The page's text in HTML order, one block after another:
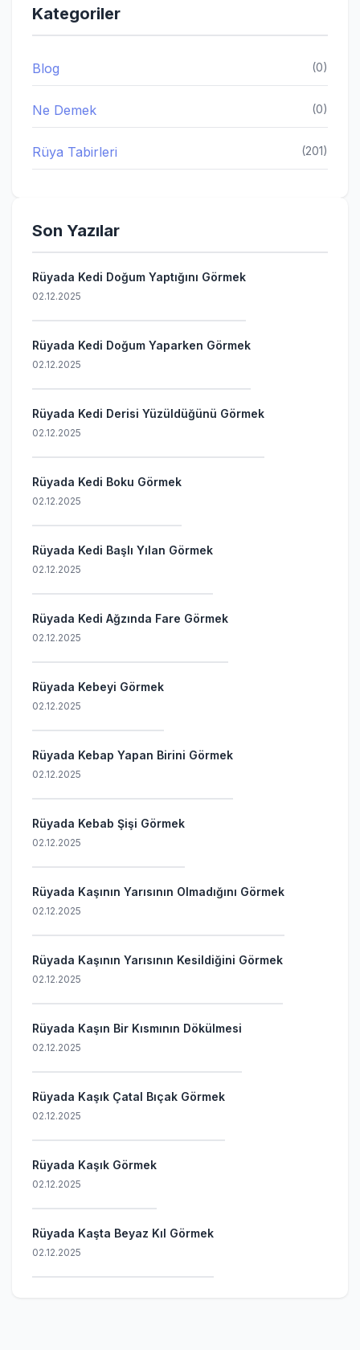
Kategoriler
Blog (0)
Ne Demek (0)
Rüya Tabirleri (201)
Son Yazılar
Rüyada Kedi Doğum Yaptığını Görmek
02.12.2025
Rüyada Kedi Doğum Yaparken Görmek
02.12.2025
Rüyada Kedi Derisi Yüzüldüğünü Görmek
02.12.2025
Rüyada Kedi Boku Görmek
02.12.2025
Rüyada Kedi Başlı Yılan Görmek
02.12.2025
Rüyada Kedi Ağzında Fare Görmek
02.12.2025
Rüyada Kebeyi Görmek
02.12.2025
Rüyada Kebap Yapan Birini Görmek
02.12.2025
Rüyada Kebab Şişi Görmek
02.12.2025
Rüyada Kaşının Yarısının Olmadığını Görmek
02.12.2025
Rüyada Kaşının Yarısının Kesildiğini Görmek
02.12.2025
Rüyada Kaşın Bir Kısmının Dökülmesi
02.12.2025
Rüyada Kaşık Çatal Bıçak Görmek
02.12.2025
Rüyada Kaşık Görmek
02.12.2025
Rüyada Kaşta Beyaz Kıl Görmek
02.12.2025